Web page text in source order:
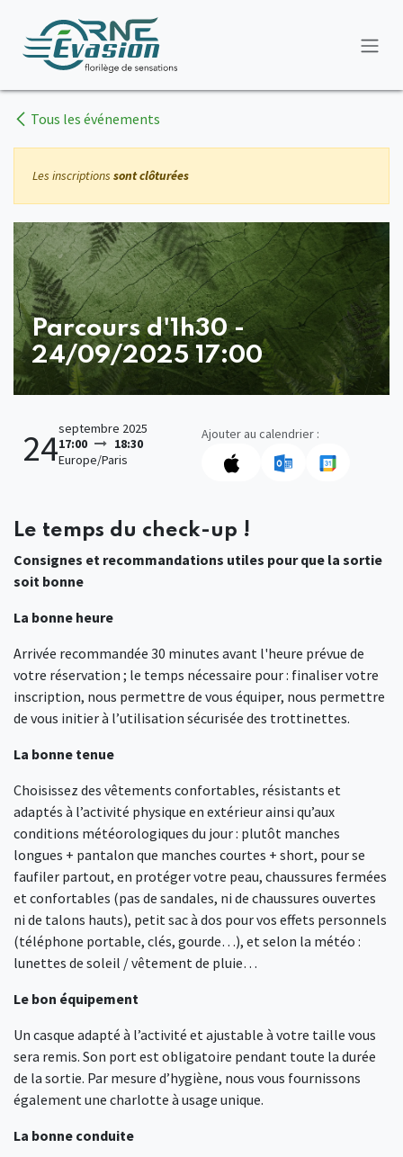
Tous les événements
Les inscriptions sont clôturées
Parcours d'1h30 -
24/09/2025 17:00
24septembre 2025
17:00
18:30
Europe/Paris
Ajouter au calendrier :
Le temps du check-up !
Consignes et recommandations utiles pour que la sortie
soit bonne
La bonne heure
Arrivée recommandée 30 minutes avant l'heure prévue de
votre réservation ; le temps nécessaire pour : finaliser votre
inscription, nous permettre de vous équiper, nous permettre
de vous initier à l’utilisation sécurisée des trottinettes.
La bonne tenue
Choisissez des vêtements confortables, résistants et
adaptés à l’activité physique en extérieur ainsi qu’aux
conditions météorologiques du jour : plutôt manches
longues + pantalon que manches courtes + short, pour se
faufiler partout, en protéger votre peau, chaussures fermées
et confortables (pas de sandales, ni de chaussures ouvertes
ni de talons hauts), petit sac à dos pour vos effets personnels
(téléphone portable, clés, gourde…), et selon la météo :
lunettes de soleil / vêtement de pluie…
Le bon équipement
Un casque adapté à l’activité et ajustable à votre taille vous
sera remis. Son port est obligatoire pendant toute la durée
de la sortie. Par mesure d’hygiène, nous vous fournissons
également une charlotte à usage unique.
La bonne conduite